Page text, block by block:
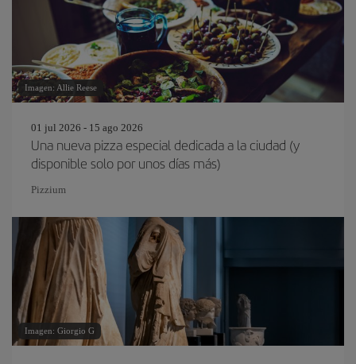
Imagen: Allie Reese
01 jul 2026 - 15 ago 2026
Una nueva pizza especial dedicada a la ciudad (y
disponible solo por unos días más)
Pizzium
Imagen: Giorgio G